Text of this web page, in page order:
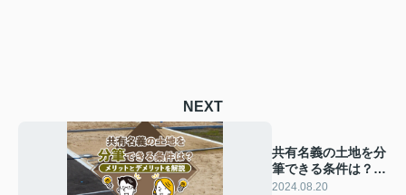
NEXT
共有名義の土地を分
筆できる条件は？メ
リットとデメリット
2024.08.20